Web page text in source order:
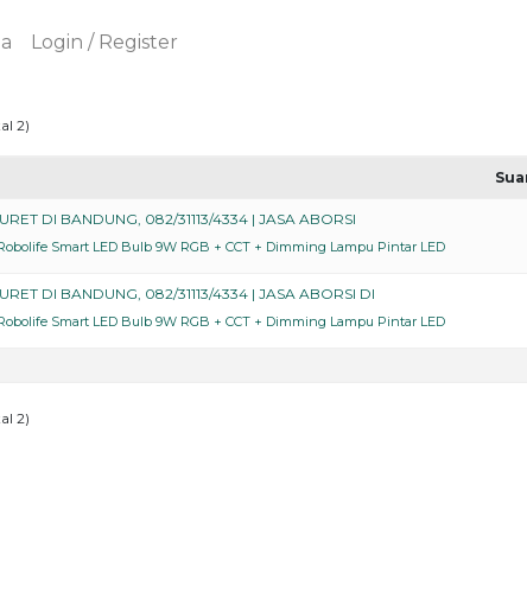
Login / Register
2)
DI BANDUNG, 082/31113/4334 | JASA ABORSI
Smart LED Bulb 9W RGB + CCT + Dimming Lampu Pintar LED
DI BANDUNG, 082/31113/4334 | JASA ABORSI DI
Smart LED Bulb 9W RGB + CCT + Dimming Lampu Pintar LED
2)